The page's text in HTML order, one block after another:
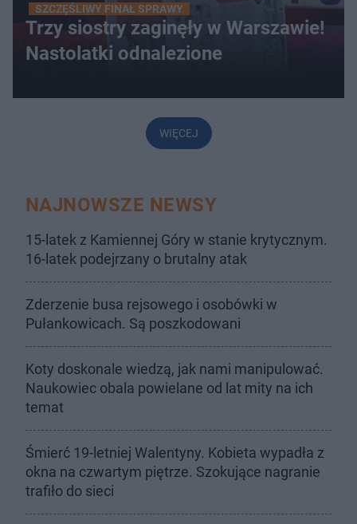
SZCZĘŚLIWY FINAŁ SPRAWY
Trzy siostry zaginęły w Warszawie!
Nastolatki odnalezione
WIĘCEJ
NAJNOWSZE NEWSY
15-latek z Kamiennej Góry w stanie krytycznym.
16-latek podejrzany o brutalny atak
Zderzenie busa rejsowego i osobówki w
Pułankowicach. Są poszkodowani
Koty doskonale wiedzą, jak nami manipulować.
Naukowiec obala powielane od lat mity na ich
temat
Śmierć 19-letniej Walentyny. Kobieta wypadła z
okna na czwartym piętrze. Szokujące nagranie
trafiło do sieci